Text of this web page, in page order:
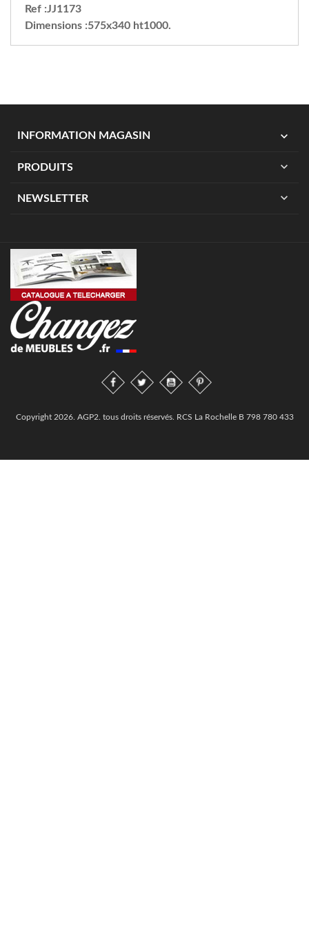
Ref :JJ1173
Dimensions :575x340 ht1000.
INFORMATION MAGASIN expand_more
PRODUITS expand_more
NEWSLETTER expand_more
Copyright 2026. AGP2. tous droits réservés. RCS La Rochelle B 798 780 433